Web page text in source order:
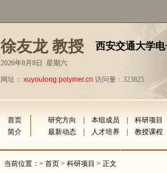
徐友龙 教授 西安交通大学
2026年8月8日 星期六
网址： xuyoulong.polymer.cn 访问量：323825
首页 研究方向 本组成员 科研项目
简介
最新动态 人才培养 教授课程
当前位置：> 首页 > 科研项目 > 正文